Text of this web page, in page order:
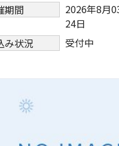
期間
2026年8月
24日
み状況
受付中